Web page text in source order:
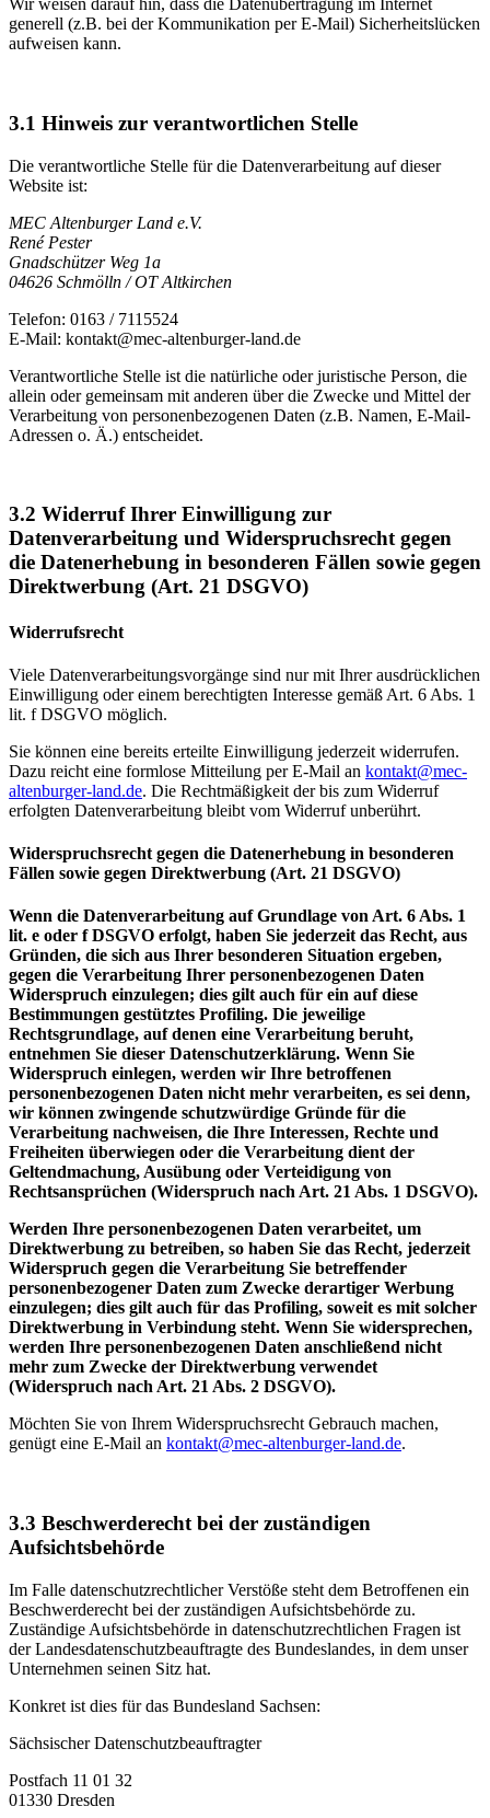
Wir weisen darauf hin, dass die Datenübertragung im Internet
generell (z.B. bei der Kommunikation per E-Mail) Sicherheitslücken
aufweisen kann.
3.1 Hinweis zur verantwortlichen Stelle
Die verantwortliche Stelle für die Datenverarbeitung auf dieser
Website ist:
MEC Altenburger Land e.V.
René Pester
Gnadschützer Weg 1a
04626 Schmölln / OT Altkirchen
Telefon: 0163 / 7115524
E-Mail: kontakt@mec-altenburger-land.de
Verantwortliche Stelle ist die natürliche oder juristische Person, die
allein oder gemeinsam mit anderen über die Zwecke und Mittel der
Verarbeitung von personenbezogenen Daten (z.B. Namen, E-Mail-
Adressen o. Ä.) entscheidet.
3.2 Widerruf Ihrer Einwilligung zur
Datenverarbeitung und Widerspruchsrecht gegen
die Datenerhebung in besonderen Fällen sowie gegen
Direktwerbung (Art. 21 DSGVO)
Widerrufsrecht
Viele Datenverarbeitungsvorgänge sind nur mit Ihrer ausdrücklichen
Einwilligung oder einem berechtigten Interesse gemäß Art. 6 Abs. 1
lit. f DSGVO möglich.
Sie können eine bereits erteilte Einwilligung jederzeit widerrufen.
Dazu reicht eine formlose Mitteilung per E-Mail an kontakt@mec-
altenburger-land.de. Die Rechtmäßigkeit der bis zum Widerruf
erfolgten Datenverarbeitung bleibt vom Widerruf unberührt.
Widerspruchsrecht gegen die Datenerhebung in besonderen
Fällen sowie gegen Direktwerbung (Art. 21 DSGVO)
Wenn die Datenverarbeitung auf Grundlage von Art. 6 Abs. 1
lit. e oder f DSGVO erfolgt, haben Sie jederzeit das Recht, aus
Gründen, die sich aus Ihrer besonderen Situation ergeben,
gegen die Verarbeitung Ihrer personenbezogenen Daten
Widerspruch einzulegen; dies gilt auch für ein auf diese
Bestimmungen gestütztes Profiling. Die jeweilige
Rechtsgrundlage, auf denen eine Verarbeitung beruht,
entnehmen Sie dieser Datenschutzerklärung. Wenn Sie
Widerspruch einlegen, werden wir Ihre betroffenen
personenbezogenen Daten nicht mehr verarbeiten, es sei denn,
wir können zwingende schutzwürdige Gründe für die
Verarbeitung nachweisen, die Ihre Interessen, Rechte und
Freiheiten überwiegen oder die Verarbeitung dient der
Geltendmachung, Ausübung oder Verteidigung von
Rechtsansprüchen (Widerspruch nach Art. 21 Abs. 1 DSGVO).
Werden Ihre personenbezogenen Daten verarbeitet, um
Direktwerbung zu betreiben, so haben Sie das Recht, jederzeit
Widerspruch gegen die Verarbeitung Sie betreffender
personenbezogener Daten zum Zwecke derartiger Werbung
einzulegen; dies gilt auch für das Profiling, soweit es mit solcher
Direktwerbung in Verbindung steht. Wenn Sie widersprechen,
werden Ihre personenbezogenen Daten anschließend nicht
mehr zum Zwecke der Direktwerbung verwendet
(Widerspruch nach Art. 21 Abs. 2 DSGVO).
Möchten Sie von Ihrem Widerspruchsrecht Gebrauch machen,
genügt eine E-Mail an kontakt@mec-altenburger-land.de.
3.3 Beschwerderecht bei der zuständigen
Aufsichtsbehörde
Im Falle datenschutzrechtlicher Verstöße steht dem Betroffenen ein
Beschwerderecht bei der zuständigen Aufsichtsbehörde zu.
Zuständige Aufsichtsbehörde in datenschutzrechtlichen Fragen ist
der Landesdatenschutzbeauftragte des Bundeslandes, in dem unser
Unternehmen seinen Sitz hat.
Konkret ist dies für das Bundesland Sachsen:
Sächsischer Datenschutzbeauftragter
Postfach 11 01 32
01330 Dresden